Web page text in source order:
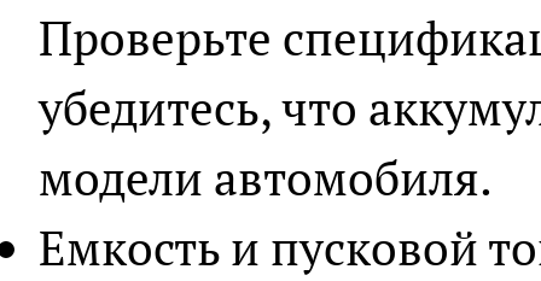
Проверьте
убедитесь, что
модели автомобиля.
Емкость и пусковой